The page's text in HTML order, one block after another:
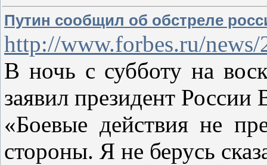
Путин сообщил об обстреле
http://www.forbes.ru/
В ночь с субботу на
заявил президент
«Боевые действия не
стороны. Я не берусь